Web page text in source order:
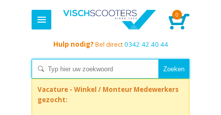
0
Hulp nodig? Bel direct0342 42 40 44
Vacature - Winkel / Monteur Medewerkers
gezocht: